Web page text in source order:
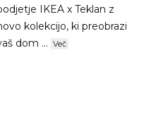
IKEA x Teklan z
kolekcijo, ki preobrazi
dom ... Več